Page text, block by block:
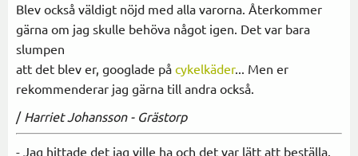
Blev också väldigt nöjd med alla varorna. Återkommer
gärna om jag skulle behöva något igen. Det var bara
slumpen
att det blev er, googlade på cykelkäder... Men er
rekommenderar jag gärna till andra också.
/ Harriet Johansson - Grästorp
- Jag hittade det jag ville ha och det var lätt att beställa.